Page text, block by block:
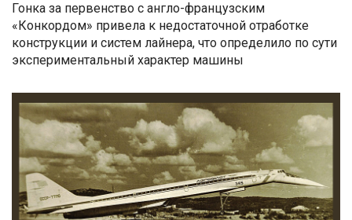
Гонка за первенство с англо-французским
«Конкордом» привела к недостаточной отработке
конструкции и систем лайнера, что определило по сути
экспериментальный характер машины